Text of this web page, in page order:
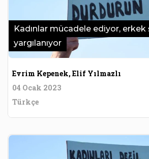
Kadınlar mücadele ediyor, erkek
yargılanıyor
Evrim Kepenek, Elif Yılmazlı
04 Ocak 2023
Türkçe